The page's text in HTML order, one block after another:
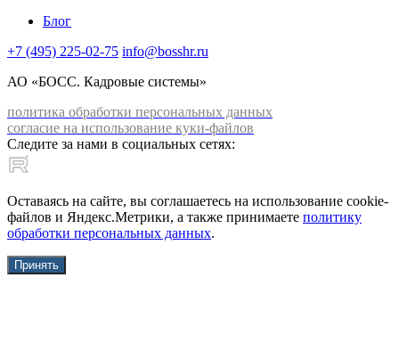
Блог
+7 (495) 225-02-75 info@bosshr.ru
АО «БОСС. Кадровые системы»
политика обработки персональных данных
согласие на использование куки-файлов
Следите за нами в социальных сетях:
Оставаясь на сайте, вы соглашаетесь на использование cookie-
файлов и Яндекс.Метрики, а также принимаете политику
обработки персональных данных.
Принять